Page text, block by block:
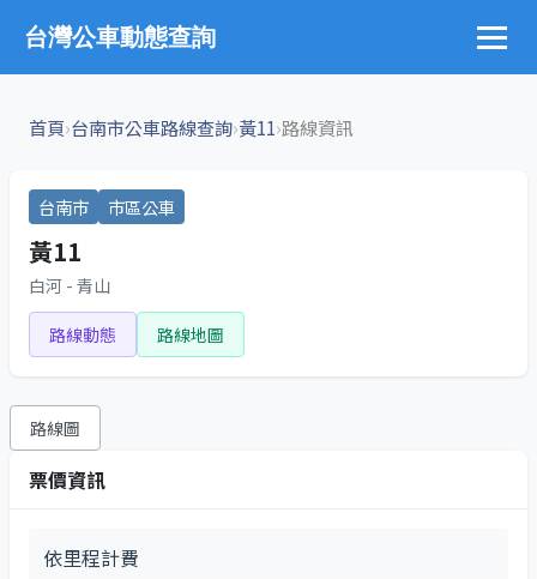
台灣公車動態查詢
首頁›台南市公車路線查詢›黃11›路線資訊
台南市 市區公車
黃11
白河 - 青山
路線動態 路線地圖
路線圖
票價資訊
依里程計費